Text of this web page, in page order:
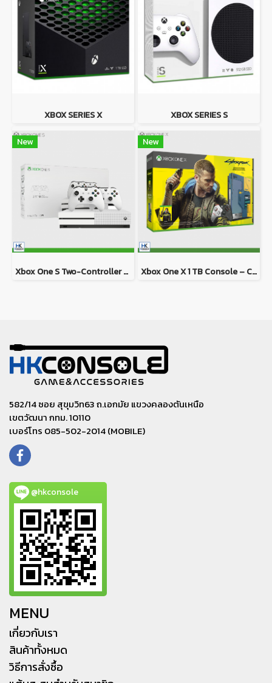
XBOX SERIES X XBOX SERIES S
New
Xbox One S Two-Controller Bundle (1TB)
New
Xbox One X 1 TB Console – Cyberpunk 2077 Limited Edition (1 TB)
582/14 ซอย สุขุมวิท63 ถ.เอกมัย แขวงคลองตันเหนือ
เขตวัฒนา กทม. 10110
เบอร์โทร 085-502-2014 (MOBILE)
@hkconsole
MENU
เกี่ยวกับเรา
สินค้าทั้งหมด
วิธีการสั่งซื้อ